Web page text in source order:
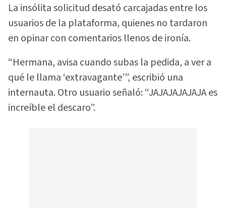
La insólita solicitud desató carcajadas entre los
usuarios de la plataforma, quienes no tardaron
en opinar con comentarios llenos de ironía.
“Hermana, avisa cuando subas la pedida, a ver a
qué le llama ‘extravagante’”, escribió una
internauta. Otro usuario señaló: “JAJAJAJAJAJA es
increíble el descaro”.